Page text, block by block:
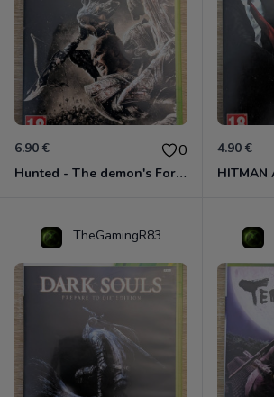
6.90 € 0
Hunted - The demon's Forge Xbox 360 (Complet CIB)
4.90 €
TheGamingR83